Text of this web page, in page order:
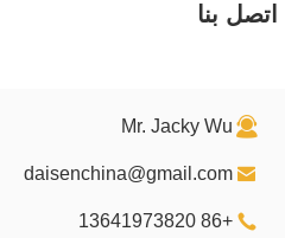
اتصل بنا
Mr. Jacky Wu
daisenchina@gmail.com
+86 13641973820